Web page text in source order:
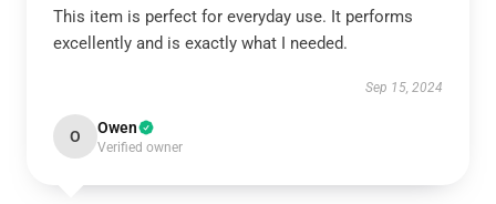
This item is perfect for everyday use. It performs
excellently and is exactly what I needed.
Sep 15, 2024
O Owen
Verified owner